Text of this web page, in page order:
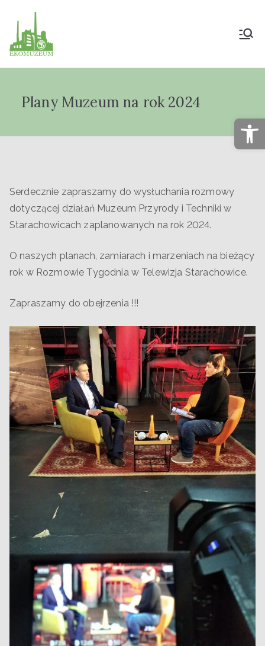
Muzeum Przyrody
"Ekomuzeum" im.
Jana Pazdura
Plany Muzeum na rok 2024
Serdecznie zapraszamy do wysłuchania rozmowy
dotyczącej działań Muzeum Przyrody i Techniki w
Starachowicach zaplanowanych na rok 2024.
O naszych planach, zamiarach i marzeniach na bieżący
rok w Rozmowie Tygodnia w Telewizja Starachowice.
Zapraszamy do obejrzenia !!!